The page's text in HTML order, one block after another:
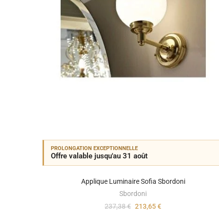
PROLONGATION EXCEPTIONNELLE
Offre valable jusqu'au 31 août
Applique Luminaire Sofia Sbordoni
Sbordoni
237,38 € 213,65 €